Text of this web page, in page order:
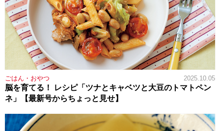
ごはん・おやつ 2025.10.05
脳を育てる！ レシピ「ツナとキャベツと大豆のトマトペン
ネ」【最新号からちょっと見せ】